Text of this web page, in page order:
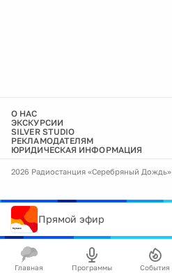
О НАС
ЭКСКУРСИИ
SILVER STUDIO
РЕКЛАМОДАТЕЛЯМ
ЮРИДИЧЕСКАЯ ИНФОРМАЦИЯ
2026 Радиостанция «Серебряный Дождь»
Прямой эфир
Главная Программы События